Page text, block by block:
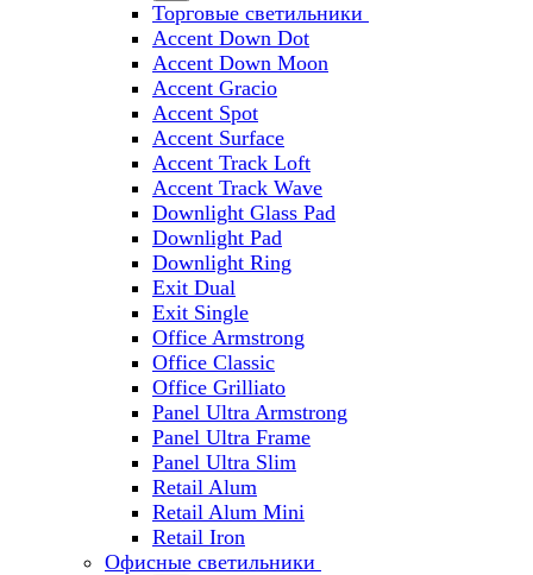
Торговые светильники
Accent Down Dot
Accent Down Moon
Accent Gracio
Accent Spot
Accent Surface
Accent Track Loft
Accent Track Wave
Downlight Glass Pad
Downlight Pad
Downlight Ring
Exit Dual
Exit Single
Office Armstrong
Office Classic
Office Grilliato
Panel Ultra Armstrong
Panel Ultra Frame
Panel Ultra Slim
Retail Alum
Retail Alum Mini
Retail Iron
Офисные светильники